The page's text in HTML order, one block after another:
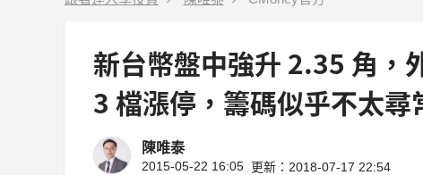
新台幣盤中強升 2.35 角，
3 檔漲停，籌碼似乎不太尋
陳唯泰
2015-05-22 16:05 更新：2018-07-17 22:54